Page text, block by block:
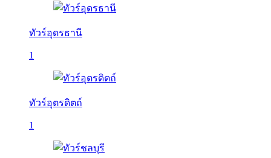
ทัวร์อุดรธานี
1
ทัวร์อุตรดิตถ์
1